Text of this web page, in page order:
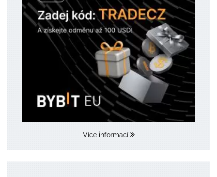
Více informací